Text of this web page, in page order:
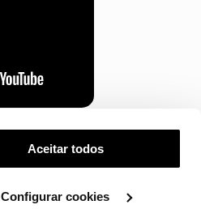
Aceitar todos
Configurar cookies